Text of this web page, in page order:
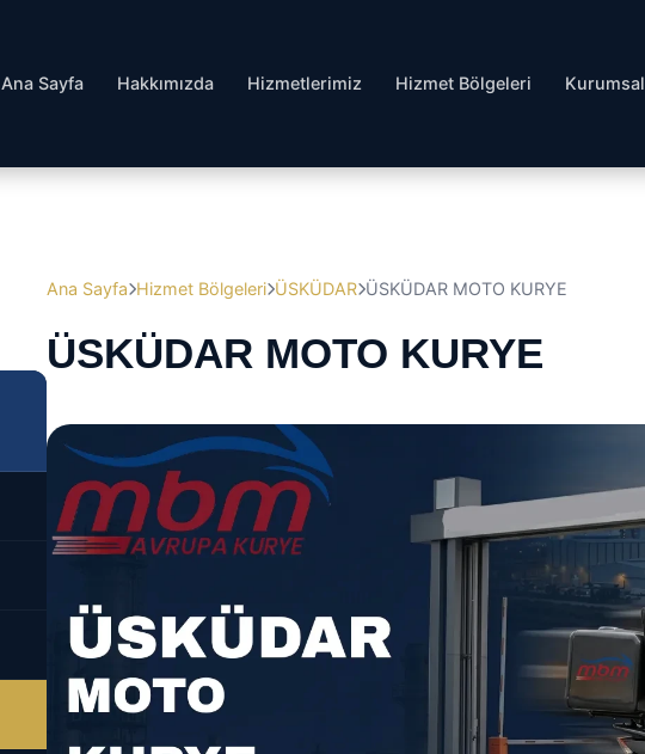
Ana Sayfa Hakkımızda Hizmetlerimiz Hizmet Bölgeleri Kurumsal
Ana Sayfa Hizmet Bölgeleri ÜSKÜDAR ÜSKÜDAR MOTO KURYE
ÜSKÜDAR MOTO KURYE